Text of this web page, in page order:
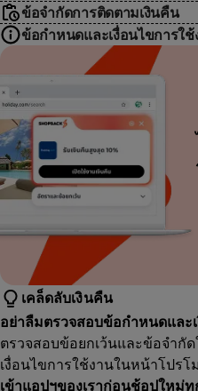
ข้อจำกัดการติดตามเงินคืน
ข้อกำหนดและเงื่อนไขการใช้
เคล็ดลับเงินคืน
อย่าลืมตรวจสอบข้อกำหนดและ
ตรวจสอบข้อยกเว้นและข้อจำกั
เงื่อนไขการใช้งานในหน้าโปร
เข้าแอปฯของเราก่อนช้อปใหม่ทุ